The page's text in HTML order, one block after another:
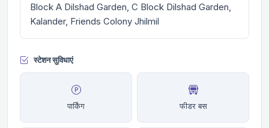
Block A Dilshad Garden, C Block Dilshad Garden,
Kalander, Friends Colony Jhilmil
स्टेशन सुविधाएं
पार्किंग फीडर बस